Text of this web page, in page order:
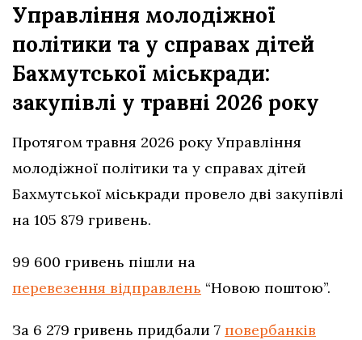
Управління молодіжної
політики та у справах дітей
Бахмутської міськради:
закупівлі у травні 2026 року
Протягом травня 2026 року Управління
молодіжної політики та у справах дітей
Бахмутської міськради провело дві закупівлі
на 105 879 гривень.
99 600 гривень пішли на
перевезення відправлень “Новою поштою”.
За 6 279 гривень придбали 7 повербанків